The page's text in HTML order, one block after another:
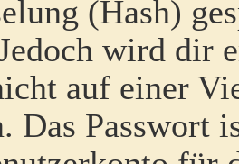
(Hash)
wird dir
auf einer
Das Passwort